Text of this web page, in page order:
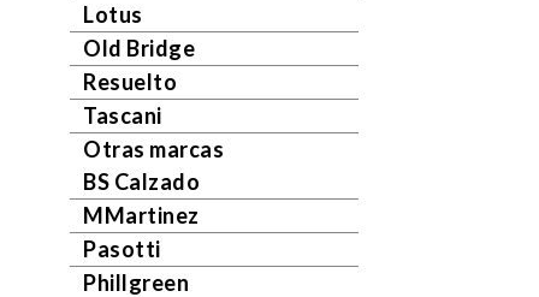
Lotus
Old Bridge
Resuelto
Tascani
Otras marcas
BS Calzado
MMartinez
Pasotti
Phillgreen